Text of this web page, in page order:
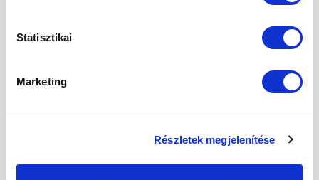
Statisztikai
Marketing
Részletek megjelenítése
2025. január
2024. október
2024. szeptember